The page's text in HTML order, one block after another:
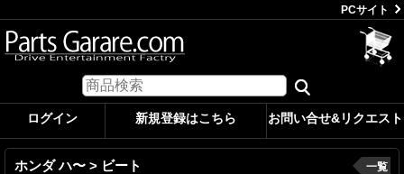
PCサイト
ログイン 新規登録はこちら お問い合せ&リクエスト
ホンダ ハ〜 > ビート 一覧